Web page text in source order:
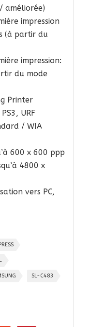
améliorée)
impression
(à partir du
impression:
du mode
Printer
URF
/ WIA
600 x 600 ppp
4800 x
vers PC,
SL-C483